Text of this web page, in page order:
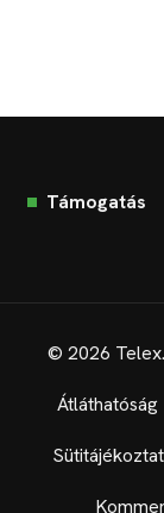
Támogatás
© 2026
Átláthatóság